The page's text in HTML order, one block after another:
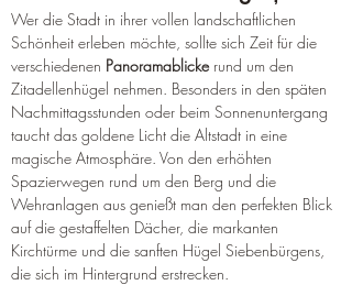
Wer die Stadt in ihrer vollen landschaftlichen
Schönheit erleben möchte, sollte sich Zeit für die
verschiedenen Panoramablicke rund um den
Zitadellenhügel nehmen. Besonders in den späten
Nachmittagsstunden oder beim Sonnenuntergang
taucht das goldene Licht die Altstadt in eine
magische Atmosphäre. Von den erhöhten
Spazierwegen rund um den Berg und die
Wehranlagen aus genießt man den perfekten Blick
auf die gestaffelten Dächer, die markanten
Kirchtürme und die sanften Hügel Siebenbürgens,
die sich im Hintergrund erstrecken.